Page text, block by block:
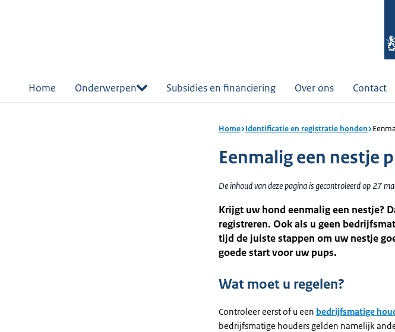
Home Onderwerpen Subsidies en financiering Over ons Contact
Home Identificatie en registratie honden
Eenmalig een nestje
De inhoud van deze pagina is gecontroleerd op 27
Krijgt uw hond eenmalig een nestje?
registreren. Ook als u geen
tijd de juiste stappen om uw nestje
goede start voor uw pups.
Wat moet u regelen?
Controleer eerst of u een bedrijfsmatige
bedrijfsmatige houders gelden namelijk